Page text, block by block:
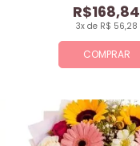
COMPRAR
3x de R$ 56,28
R$168,84